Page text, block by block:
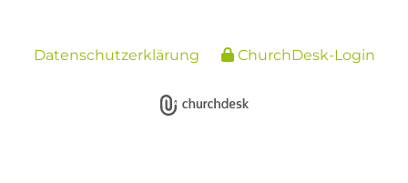
Datenschutzerklärung ChurchDesk-Login